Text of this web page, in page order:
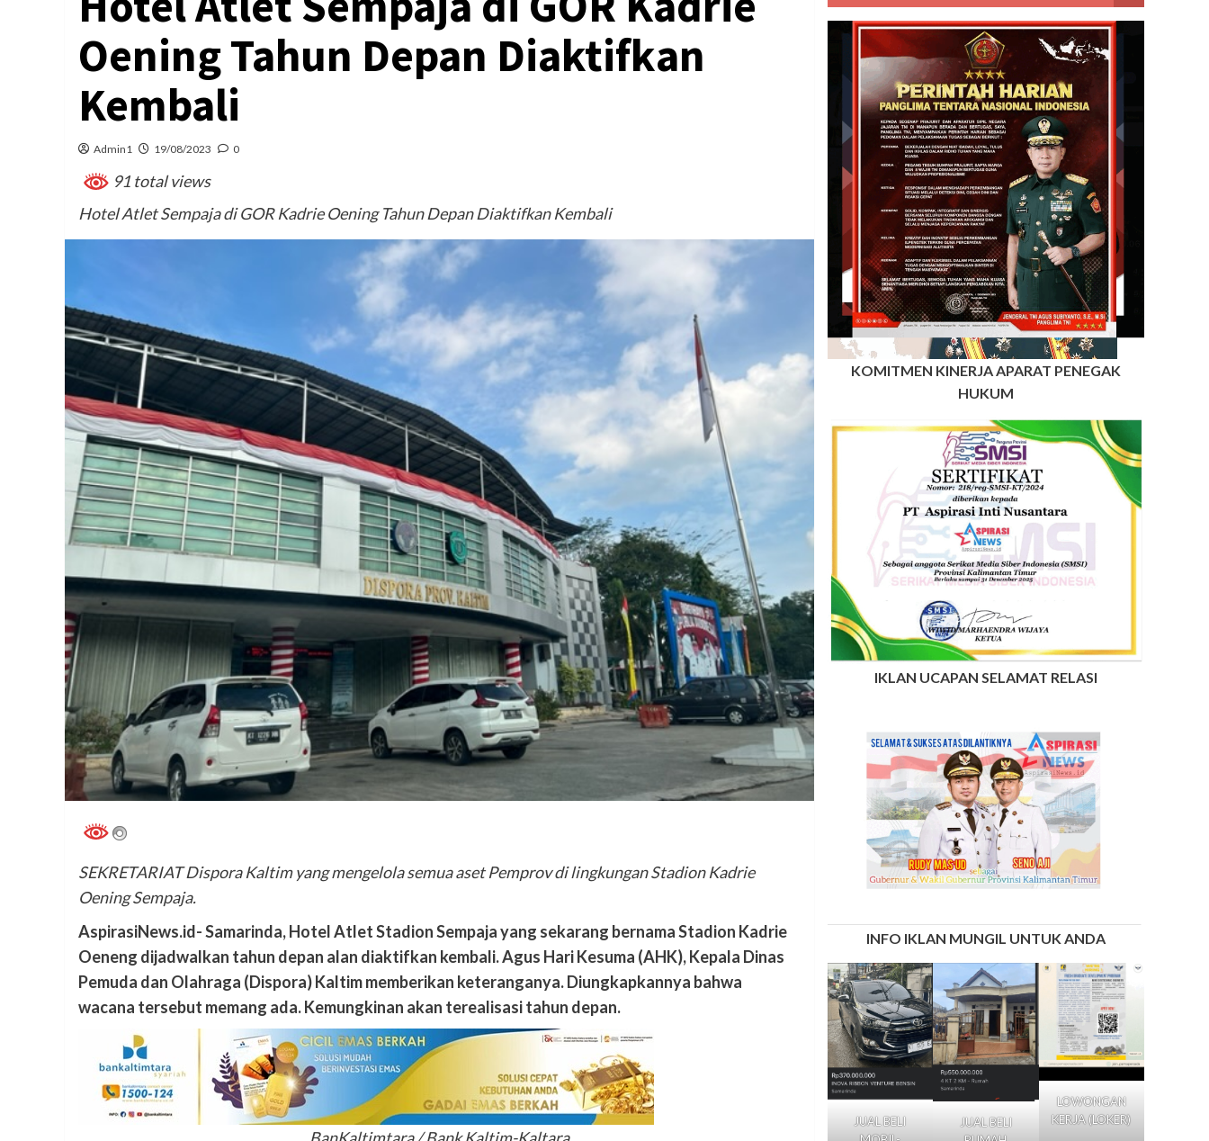
Oening Tahun Depan Diaktifkan
Kembali
Admin1 19/08/2023 0
91 total views
Hotel Atlet Sempaja di GOR Kadrie Oening Tahun Depan Diaktifkan Kembali
SEKRETARIAT Dispora Kaltim yang mengelola semua aset Pemprov di lingkungan Stadion Kadrie
Oening Sempaja.
AspirasiNews.id- Samarinda, Hotel Atlet Stadion Sempaja yang sekarang bernama Stadion Kadrie
Oeneng dijadwalkan tahun depan alan diaktifkan kembali. Agus Hari Kesuma (AHK), Kepala Dinas
Pemuda dan Olahraga (Dispora) Kaltim memberikan keteranganya. Diungkapkannya bahwa
wacana tersebut memang ada. Kemungkinan akan terealisasi tahun depan.
KOMITMEN KINERJA APARAT PENEGAK
HUKUM
IKLAN UCAPAN SELAMAT RELASI
INFO IKLAN MUNGIL UNTUK ANDA
JUAL BELI
JUAL BELI
LOWONGAN
KERJA (LOKER)